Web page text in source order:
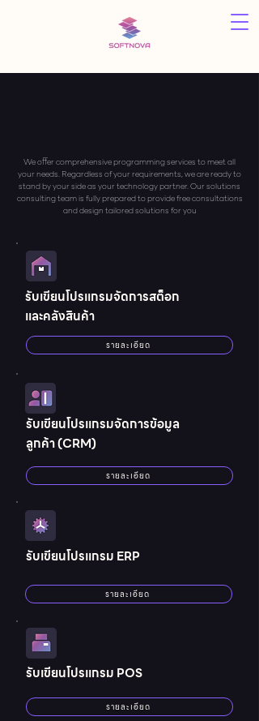
We offer comprehensive programming services to meet all
your needs. Regardless of your requirements, we are ready to
stand by your side as your technology partner. Our solutions
consulting team is fully prepared to provide free consultations
and design tailored solutions for you
รับเขียนโปรแกรมจัดการสต็อก
และคลังสินค้า
รายละเอียด
รับเขียนโปรแกรมจัดการข้อมูล
ลูกค้า (CRM)
รายละเอียด
รับเขียนโปรแกรม ERP
รายละเอียด
รับเขียนโปรแกรม POS
รายละเอียด